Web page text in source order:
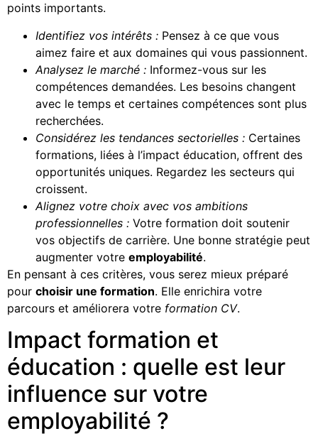
points importants.
Identifiez vos intérêts : Pensez à ce que vous
aimez faire et aux domaines qui vous passionnent.
Analysez le marché : Informez-vous sur les
compétences demandées. Les besoins changent
avec le temps et certaines compétences sont plus
recherchées.
Considérez les tendances sectorielles : Certaines
formations, liées à l’impact éducation, offrent des
opportunités uniques. Regardez les secteurs qui
croissent.
Alignez votre choix avec vos ambitions
professionnelles : Votre formation doit soutenir
vos objectifs de carrière. Une bonne stratégie peut
augmenter votre employabilité.
En pensant à ces critères, vous serez mieux préparé
pour choisir une formation. Elle enrichira votre
parcours et améliorera votre formation CV.
Impact formation et
éducation : quelle est leur
influence sur votre
employabilité ?